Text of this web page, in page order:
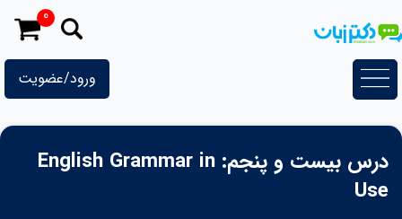
به
ورود/عضویت
0
درس بیست و پنجم: English Grammar in
Use